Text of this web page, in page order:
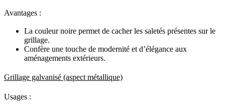
Avantages :
La couleur noire permet de cacher les saletés présentes sur le
grillage.
Confère une touche de modernité et d’élégance aux
aménagements extérieurs.
Grillage galvanisé (aspect métallique)
Usages :